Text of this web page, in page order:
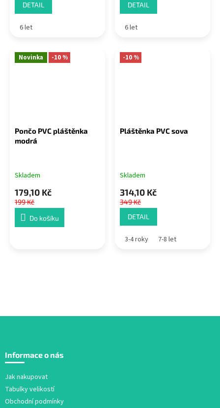
DETAIL
6 let
DETAIL
6 let
Novinka -10 %
Pončo PVC pláštěnka
modrá
Skladem
179,10 Kč
199 Kč
Do košíku
-10 %
Pláštěnka PVC sova
Skladem
314,10 Kč
349 Kč
DETAIL
3-4 roky 7-8 let
p
Informace o nás
Jak nakupovat
Tabulky velikostí
Obchodní podmínky